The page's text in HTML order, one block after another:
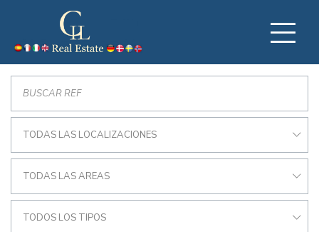
TODAS LAS LOCALIZACIONES
TODAS LAS AREAS
TODOS LOS TIPOS